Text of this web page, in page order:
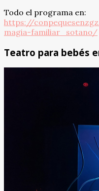
Todo el programa en:
https://
magia-familiar_sotano/
Teatro para bebés